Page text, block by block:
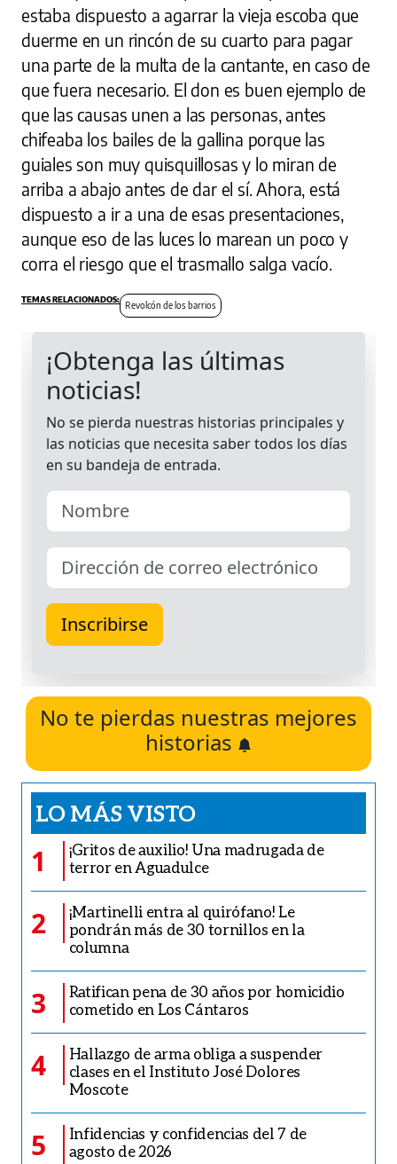
estaba dispuesto a agarrar la vieja escoba que
duerme en un rincón de su cuarto para pagar
una parte de la multa de la cantante, en caso de
que fuera necesario. El don es buen ejemplo de
que las causas unen a las personas, antes
chifeaba los bailes de la gallina porque las
guiales son muy quisquillosas y lo miran de
arriba a abajo antes de dar el sí. Ahora, está
dispuesto a ir a una de esas presentaciones,
aunque eso de las luces lo marean un poco y
corra el riesgo que el trasmallo salga vacío.
Revolcón de los barrios
No te pierdas nuestras mejores
historias
LO MÁS VISTO
1
¡Gritos de auxilio! Una madrugada de
terror en Aguadulce
2
¡Martinelli entra al quirófano! Le
pondrán más de 30 tornillos en la
columna
3
Ratifican pena de 30 años por homicidio
cometido en Los Cántaros
4
Hallazgo de arma obliga a suspender
clases en el Instituto José Dolores
Moscote
5
Infidencias y confidencias del 7 de
agosto de 2026